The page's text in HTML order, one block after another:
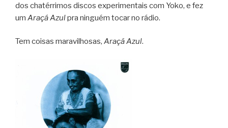
dos chatérrimos discos experimentais com Yoko, e fez
um Araçá Azulpra ninguém tocar no rádio.
Tem coisas maravilhosas, Araçá Azul.